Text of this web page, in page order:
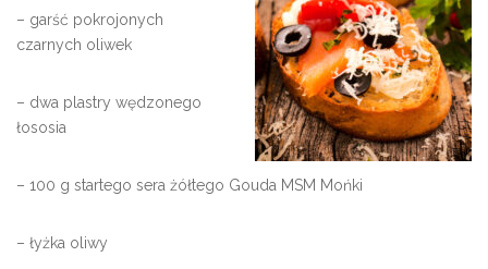
– garść pokrojonych
czarnych oliwek
– dwa plastry wędzonego
łososia
– 100 g startego sera żółtego Gouda MSM Mońki
– łyżka oliwy